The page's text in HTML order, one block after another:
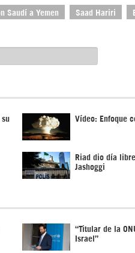
Saudí a Yemen Saad Hariri
su Vídeo: Enfoque
Riad dio día
Jashoggi
“Titular de la
Israel”